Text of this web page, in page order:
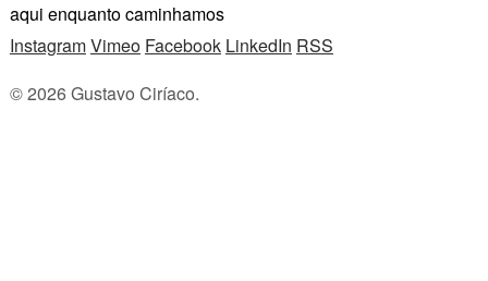
aqui enquanto caminhamos
InstagramVimeo Facebook LinkedIn RSS
© 2026 Gustavo Ciríaco.